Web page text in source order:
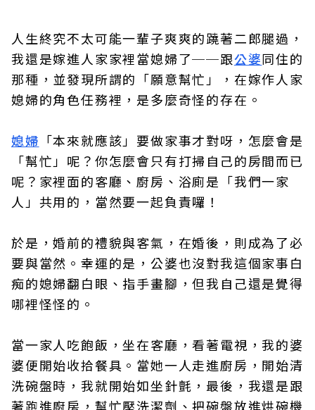
人生終究不太可能一輩子爽爽的蹺著二郎腿過，
我還是嫁進人家家裡當媳婦了──跟公婆同住的
那種，並發現所謂的「願意幫忙」，在嫁作人家
媳婦的角色任務裡，是多麼奇怪的存在。
媳婦 「本來就應該」要做家事才對呀，怎麼會是
「幫忙」呢？你怎麼會只有打掃自己的房間而已
呢？家裡面的客廳、廚房、浴廁是「我們一家
人」共用的，當然要一起負責囉！
於是，婚前的禮貌與客氣，在婚後，則成為了必
要與當然。幸運的是，公婆也沒對我這個家事白
痴的媳婦翻白眼、指手畫腳，但我自己還是覺得
哪裡怪怪的。
當一家人吃飽飯，坐在客廳，看著電視，我的婆
婆便開始收拾餐具。當她一人走進廚房，開始清
洗碗盤時，我就開始如坐針氈，最後，我還是跟
著跑進廚房，幫忙壓洗潔劑、把碗盤放進烘碗機